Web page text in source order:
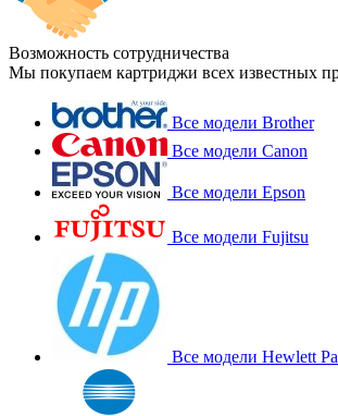
Возможность сотрудничества
Мы покупаем картриджи всех известных
Все модели Brother
Все модели Canon
Все модели Epson
Все модели Fujitsu
Все модели Hewlett